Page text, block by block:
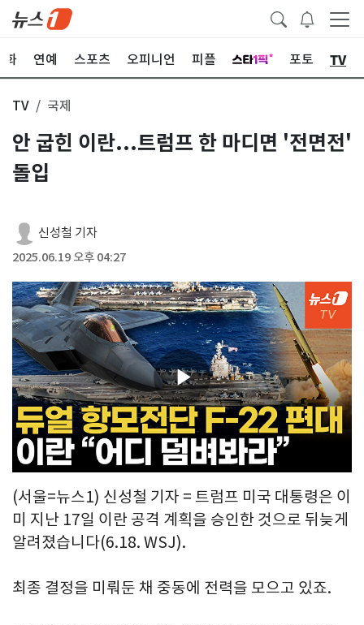
화 연예 스포츠 오피니언 피플 포토 TV
TV 국제
안 굽힌 이란...트럼프 한 마디면 '전면전'
돌입
신성철 기자
2025.06.19 오후 04:27
Play
Video
(서울=뉴스1) 신성철 기자 = 트럼프 미국 대통령은 이
미 지난 17일 이란 공격 계획을 승인한 것으로 뒤늦게
알려졌습니다(6.18. WSJ).
최종 결정을 미뤄둔 채 중동에 전력을 모으고 있죠.